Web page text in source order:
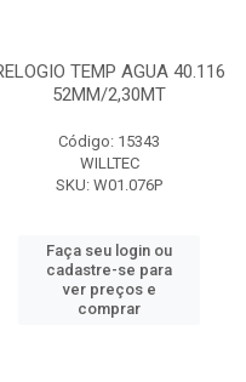
TEMP AGUA 40.116
52MM/2,30MT
Código: 15343
WILLTEC
SKU: W01.076P
Faça seu login ou
cadastre-se para
ver preços e
comprar